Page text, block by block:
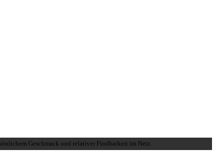
Geschmack und relativer Findbarkeit im Netz.